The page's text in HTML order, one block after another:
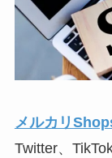
メルカリ
Twitter、